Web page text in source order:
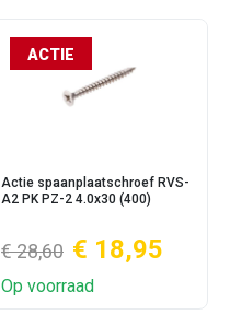
ACTIE
Actie spaanplaatschroef RVS-
A2 PK PZ-2 4.0x30 (400)
€ 28,60 € 18,95
Op voorraad